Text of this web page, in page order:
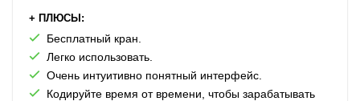
+ ПЛЮСЫ:
Бесплатный кран.
Легко использовать.
Очень интуитивно понятный интерфейс.
Кодируйте время от времени, чтобы зарабатывать